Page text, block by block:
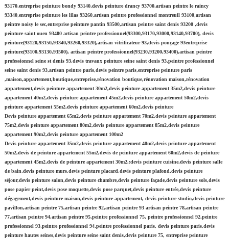
93170,entreprise peinture bondy 93140,devis peinture drancy 93700,artisan peintre le raincy
93340,entreprise peinture les lilas 93260,artisan peintre professionnel montreuil 93100,artisan
peintre noisy le sec,entreprise peinture pantin 93500,artisan peintre saint denis 93200 ,devis
peinture saint ouen 93400 artisan peintre professionnel(93300,93170,93000,93140,93700), devis
peinture(93120,93150,93340,93260,93320),artisan vitrificateur 93,devis ponçage 93entreprise
peinture(93100,93130,93500), artisan peintre professionnel(93230,93200,93400),artisan peintre
professionnel seine st denis 93,devis travaux peinture seine saint denis 93,peintre professionnel
seine saint denis 93,artisan peintre paris,devis peintre paris,entreprise peinture paris
,maison,appartement,boutique,entreprise,rénovation boutique,rénovation maison,rénovation
appartement,devis peinture appartement 30m2,devis peinture appartement 35m2,devis peinture
appartement 40m2,devis peinture appartement 45m2,devis peinture appartement 50m2,devis
peinture appartement 55m2,devis peinture appartement 60m2,devis peinture
Devis peinture appartement 65m2,devis peinture appartement 70m2,devis peinture appartement
75m2,devis peinture appartement 80m2,devis peinture appartement 85m2,devis peinture
appartement 90m2,devis peinture appartement 100m2
Devis peinture appartement 35m2,devis peinture appartement 40m2,devis peinture appartement
50m2,devis de peinture appartement 55m2,devis de peinture appartement 60m2,devis de peinture
appartement 45m2,devis de peinture appartement 30m2,:devis peinture cuisine,devis peinture salle
de bain,devis peinture murs,devis peinture placard,devis peinture plafond,devis peinture
séjour,devis peinture salon,devis peinture chambre,devis peinture façade,devis peinture sols,devis
pose papier peint,devis pose moquette,devis pose parquet,devis peinture entrée,devis peinture
dégagement,devis peinture maison,devis peinture appartement, devis peinture studio,devis peinture
pavillon,artisan peintre 75,artisan peintre 92,artisan peintre 93 artisan peintre 78,artisan peintre
77,artisan peintre 94,artisan peintre 95,peintre professionnel 75, peintre professionnel 92,peintre
professionnel 93,peintre professionnel 94,peintre professionnel paris, devis peinture paris,devis
peinture hautes seines,devis peinture seine saint denis,devis peinture 75, entreprise peinture